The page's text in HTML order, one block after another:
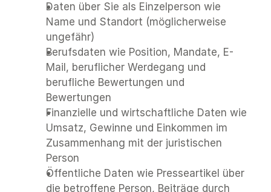
Daten über Sie als Einzelperson wie
Name und Standort (möglicherweise
ungefähr)
Berufsdaten wie Position, Mandate, E-
Mail, beruflicher Werdegang und
berufliche Bewertungen und
Bewertungen
Finanzielle und wirtschaftliche Daten wie
Umsatz, Gewinne und Einkommen im
Zusammenhang mit der juristischen
Person
Öffentliche Daten wie Presseartikel über
die betroffene Person, Beiträge durch